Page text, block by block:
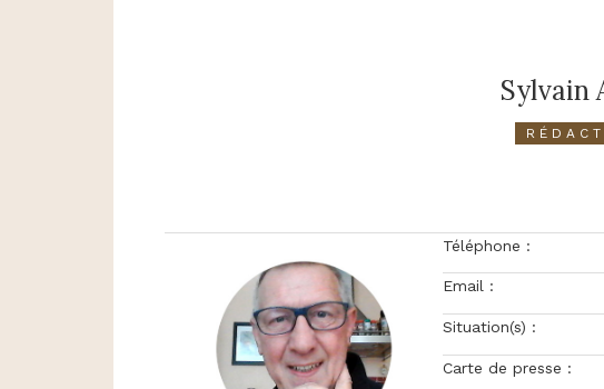
Sylvain
Téléphone :
Email :
Situation(s) :
Carte de presse :